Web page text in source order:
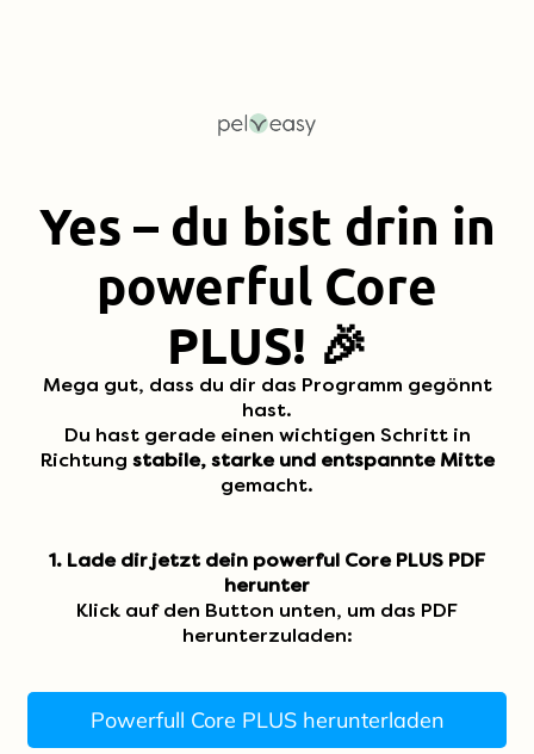
Yes – du bist drin in
powerful Core
PLUS! 🎉
Mega gut, dass du dir das Programm gegönnt
hast.
Du hast gerade einen wichtigen Schritt in
Richtung stabile, starke und entspannte Mitte
gemacht.
1. Lade dir jetzt dein powerful Core PLUS PDF
herunter
Klick auf den Button unten, um das PDF
herunterzuladen:
Powerfull Core PLUS herunterladen